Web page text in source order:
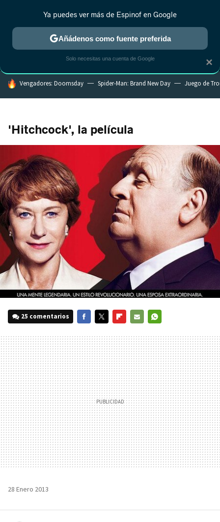
MENÚ NUEVO
ESTRENOS REALITY ANIME RANKINGS CINE
HOY SE HABLA DE
Vengadores: Doomsday Spider-Man: Brand New Day Juego de
'Hitchcock', la película
25 comentarios
MAIL
28 Enero 2013
×
Ya puedes ver más de Espinof en Google
Añádenos como fuente preferida
Solo necesitas una cuenta de Google